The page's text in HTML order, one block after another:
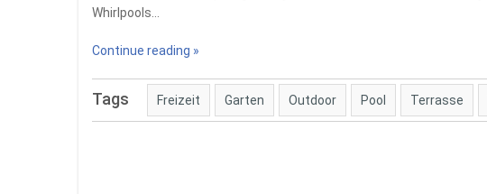
Whirlpools…
Continue reading »
Tags Freizeit Garten Outdoor Pool Terrasse